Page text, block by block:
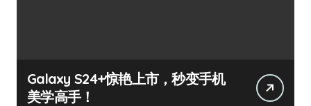
Galaxy S24+惊艳上市，秒变手机
美学高手！